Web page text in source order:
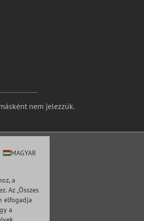
nem jelezzük.
MAGYAR
a
Az „Összes
elfogadja
a